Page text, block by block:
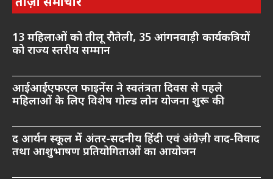
13 महिलाओं को तीलू रौतेली, 35 आंगनवाड़ी कार्यकत्रियों
को राज्य स्तरीय सम्मान
आईआईएफएल फाइनेंस ने स्वतंत्रता दिवस से पहले
महिलाओं के लिए विशेष गोल्ड लोन योजना शुरू की
द आर्यन स्कूल में अंतर-सदनीय हिंदी एवं अंग्रेज़ी वाद-विवाद
तथा आशुभाषण प्रतियोगिताओं का आयोजन